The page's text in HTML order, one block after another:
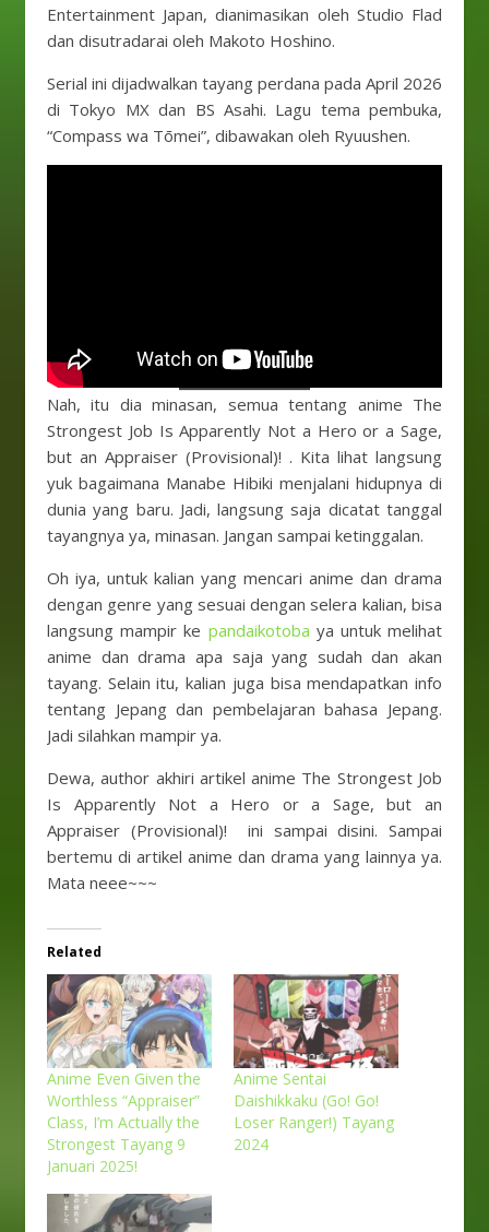
Entertainment Japan, dianimasikan oleh Studio Flad
dan disutradarai oleh Makoto Hoshino.
Serial ini dijadwalkan tayang perdana pada April 2026
di Tokyo MX dan BS Asahi. Lagu tema pembuka,
“Compass wa Tōmei”, dibawakan oleh Ryuushen.
Nah, itu dia minasan, semua tentang anime The
Strongest Job Is Apparently Not a Hero or a Sage,
but an Appraiser (Provisional)! . Kita lihat langsung
yuk bagaimana Manabe Hibiki menjalani hidupnya di
dunia yang baru. Jadi, langsung saja dicatat tanggal
tayangnya ya, minasan. Jangan sampai ketinggalan.
Oh iya, untuk kalian yang mencari anime dan drama
dengan genre yang sesuai dengan selera kalian, bisa
langsung mampir ke pandaikotoba ya untuk melihat
anime dan drama apa saja yang sudah dan akan
tayang. Selain itu, kalian juga bisa mendapatkan info
tentang Jepang dan pembelajaran bahasa Jepang.
Jadi silahkan mampir ya.
Dewa, author akhiri artikel anime The Strongest Job
Is Apparently Not a Hero or a Sage, but an
Appraiser (Provisional)! ini sampai disini. Sampai
bertemu di artikel anime dan drama yang lainnya ya.
Mata neee~~~
Related
Anime Even Given the
Worthless “Appraiser”
Class, I’m Actually the
Strongest Tayang 9
Januari 2025!
Anime Sentai
Daishikkaku (Go! Go!
Loser Ranger!) Tayang
2024